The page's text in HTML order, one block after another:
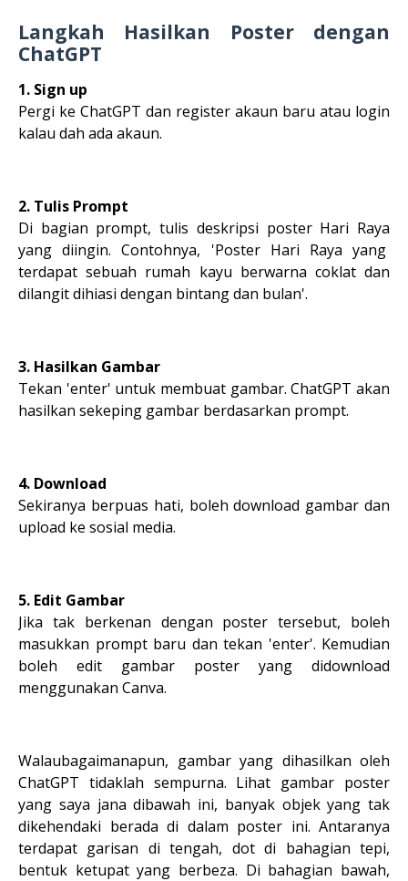
Langkah Hasilkan Poster dengan
ChatGPT
1. Sign up
Pergi ke ChatGPT dan register akaun baru atau login
kalau dah ada akaun.
2. Tulis Prompt
Di bagian prompt, tulis deskripsi poster Hari Raya
yang diingin. Contohnya, 'Poster Hari Raya yang
terdapat sebuah rumah kayu berwarna coklat dan
dilangit dihiasi dengan bintang dan bulan'.
3. Hasilkan Gambar
Tekan 'enter' untuk membuat gambar. ChatGPT akan
hasilkan sekeping gambar berdasarkan prompt.
4. Download
Sekiranya berpuas hati, boleh download gambar dan
upload ke sosial media.
5. Edit Gambar
Jika tak berkenan dengan poster tersebut, boleh
masukkan prompt baru dan tekan 'enter'. Kemudian
boleh edit gambar poster yang didownload
menggunakan Canva.
Walaubagaimanapun, gambar yang dihasilkan oleh
ChatGPT tidaklah sempurna. Lihat gambar poster
yang saya jana dibawah ini, banyak objek yang tak
dikehendaki berada di dalam poster ini. Antaranya
terdapat garisan di tengah, dot di bahagian tepi,
bentuk ketupat yang berbeza. Di bahagian bawah,